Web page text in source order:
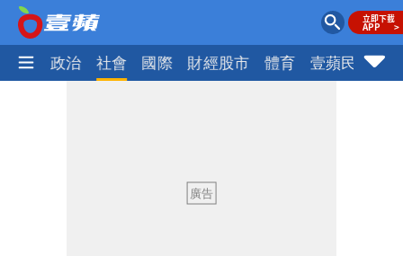
生活 政治 社會 國際 財經股市 體育 壹蘋民調
方志友24歲奉子成婚 昆凌證婚！苦撐